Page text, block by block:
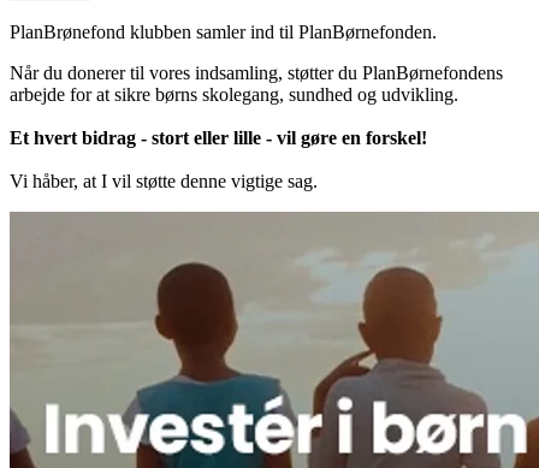
PlanBrønefond klubben samler ind til PlanBørnefonden.
Når du donerer til vores indsamling, støtter du PlanBørnefondens
arbejde for at sikre børns skolegang, sundhed og udvikling.
Et hvert bidrag - stort eller lille - vil gøre en forskel!
Vi håber, at I vil støtte denne vigtige sag.